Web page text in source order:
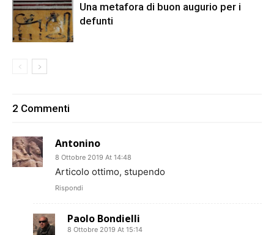
Una metafora di buon augurio per i
defunti
2 Commenti
Antonino
8 Ottobre 2019 At 14:48
Articolo ottimo, stupendo
Rispondi
Paolo Bondielli
8 Ottobre 2019 At 15:14